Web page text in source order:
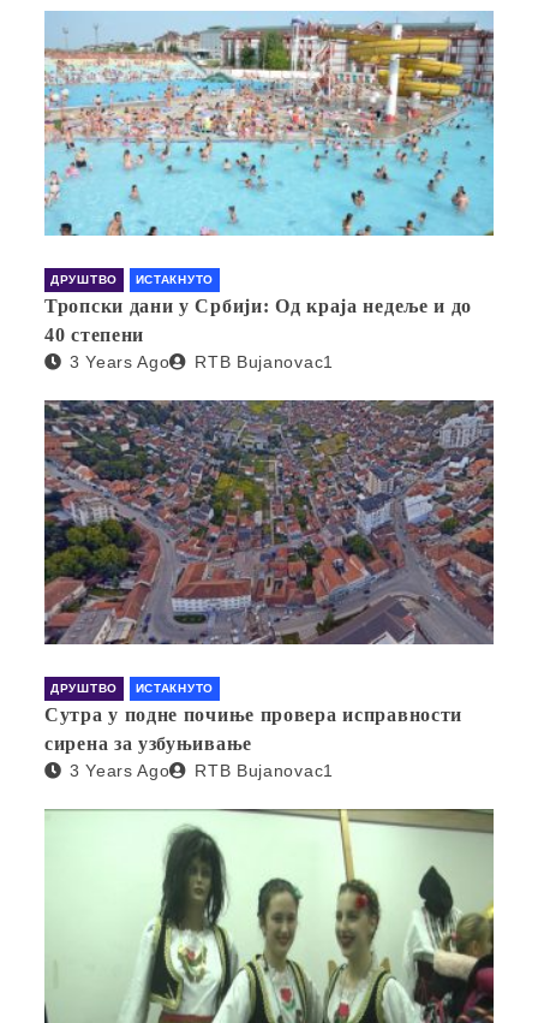
ДРУШТВО ИСТАКНУТО
Тропски дани у Србији: Од краја недеље и до
40 степени
3 Years Ago RTB Bujanovac1
ДРУШТВО ИСТАКНУТО
Сутра у подне почиње провера исправности
сирена за узбуњивање
3 Years Ago RTB Bujanovac1